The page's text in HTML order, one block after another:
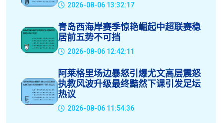
2026-08-06 13:32:17
青岛西海岸赛季惊艳崛起中超联赛稳
居前五势不可挡
2026-08-06 12:42:11
阿莱格里场边暴怒引爆尤文高层震怒
执教风波升级最终黯然下课引发足坛
热议
2026-08-06 11:54:36